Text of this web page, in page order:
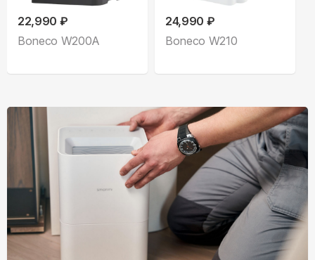
22,990 ₽
Boneco W200A
24,990 ₽
Boneco W210